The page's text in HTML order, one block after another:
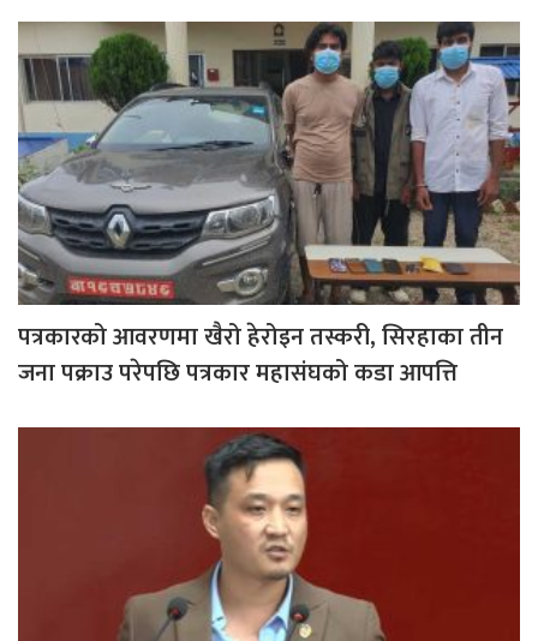
पत्रकारको आवरणमा खैरो हेरोइन तस्करी, सिरहाका तीन
जना पक्राउ परेपछि पत्रकार महासंघको कडा आपत्ति